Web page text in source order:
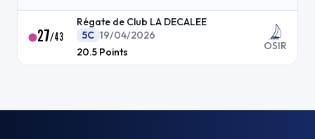
27/43
Régate de Club LA DECALEE
5C 19/04/2026
20.5 Points OSIR